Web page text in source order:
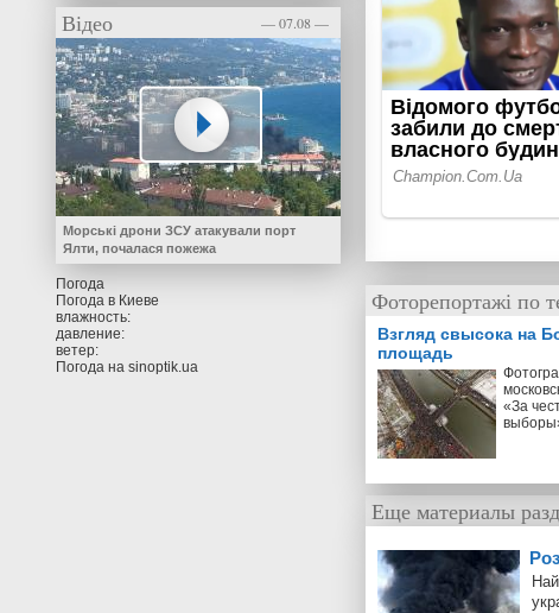
Фоторепортажі по
Взгляд свысока на
площадь
«За
Еще материалы
Відео — 07.08 —
Морські дрони ЗСУ атакували порт
Ялти, почалася пожежа
Погода
Погода в Киеве
влажность:
давление:
ветер:
Погода на sinoptik.ua